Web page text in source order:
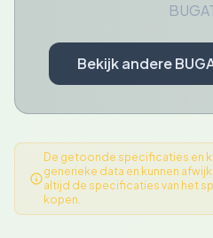
Bekijk andere
De getoonde specificaties en
generieke data en kunnen
altijd de specificaties van het
kopen.